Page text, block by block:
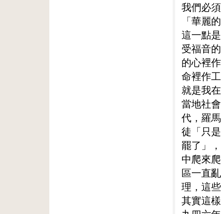
我們必
「華麗
這一點
受福音
的心裡
命裡作
就是我
當地社
代，羅
徒「只
罷了」
中爬來
區一直
理，這
其實這